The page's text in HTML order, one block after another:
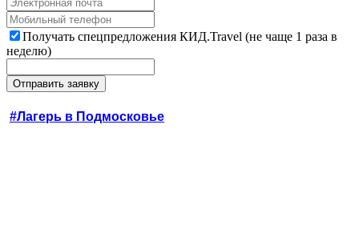
Получать спецпредложения КИД.Travel (не чаще 1 раза в
неделю)
#Лагерь в Подмосковье